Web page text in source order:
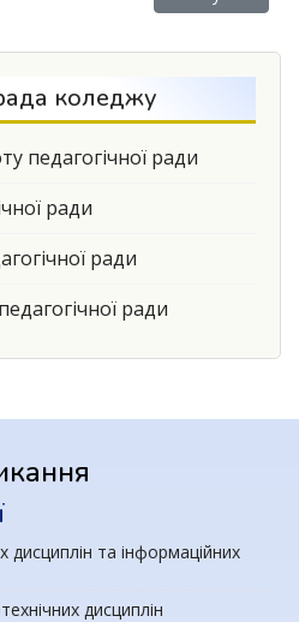
коледжу
педагогічної ради
ради
ради
ради
та інформаційних
дисциплін